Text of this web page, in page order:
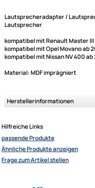
kompatibel mit Renault
kompatibel mit Opel Movano
kompatibel mit Nissan NV